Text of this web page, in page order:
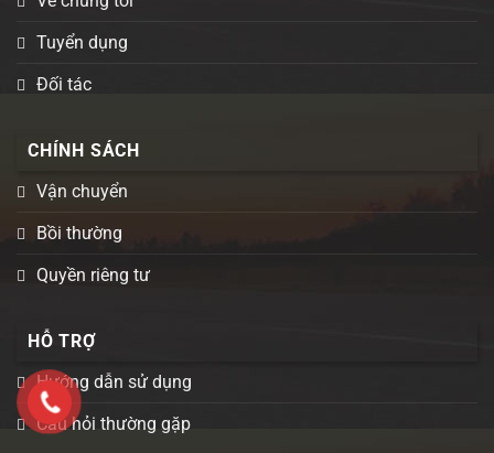
Tuyển dụng
Đối tác
CHÍNH SÁCH
Vận chuyển
Bồi thường
Quyền riêng tư
HỖ TRỢ
Hướng dẫn sử dụng
Câu hỏi thường gặp